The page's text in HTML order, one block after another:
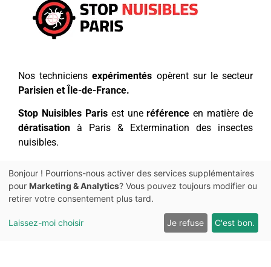
Nos techniciensexpérimentés opèrent sur le secteur
Parisien et Île-de-France.
Stop Nuisibles Parisest uneréférence en matière de
dératisation à Paris & Extermination des insectes
nuisibles.
lit, de cafard, insectes , rongeurs : rats ou souris.
Bonjour ! Pourrions-nous activer des services supplémentaires
pour Marketing & Analytics? Vous pouvez toujours modifier ou
retirer votre consentement plus tard.
Laissez-moi choisir Je refuse C'est bon.